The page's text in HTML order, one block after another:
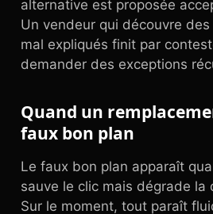
alternative est proposée
Un vendeur qui découvre
mal expliqués finit par
demander des exceptions
Quand un
faux bon plan
Le faux bon plan apparaît
sauve le clic mais dégrade la
Sur le moment, tout paraît